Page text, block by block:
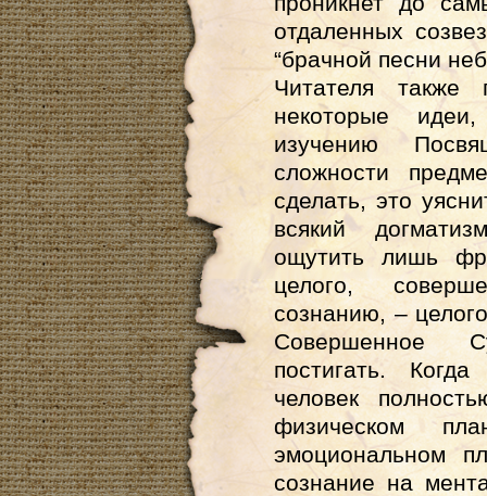
отдаленных
“брачной песни
Читателя также
некоторые
изучению
сложности
сделать, это
всякий
ощутить лишь
целого,
сознанию, –
Совершенное
постигать.
человек
физическом
эмоциональном
сознание на